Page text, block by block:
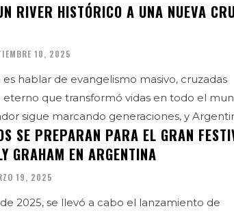
RIVER HISTÓRICO A UNA NUEVA
10, 2025
hablar de evangelismo masivo, cruzadas
que transformó vidas en todo el
sigue marcando generaciones, y
SE PREPARAN PARA EL GRAN
GRAHAM EN ARGENTINA
19, 2025
2025, se llevó a cabo el lanzamiento de